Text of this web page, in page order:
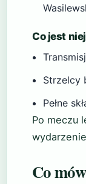
Co jest
Strzelcy
Pełne
Po meczu
Co